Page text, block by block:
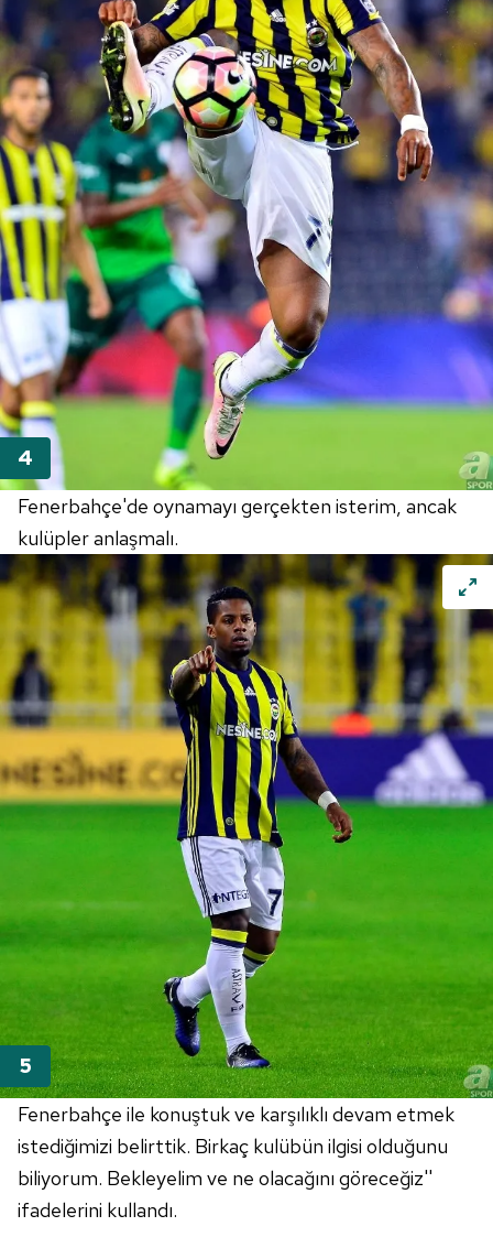
reklam/pazarlama faaliyetlerinin yapılması, amaçlarıyla
sınırlı olarak açık rızanız dahilinde kullanılacaktır.
Çerezlere ilişkin tercihlerinizi aşağıda yer alan panel
vasıtasıyla belirleyebilirsiniz. Çerezlere ilişkin detaylı bilgi
için Ayarlar butonuna tıklayabilir,
Çerez Bilgilendirme
Metnimiziziyaret edebilirsiniz.
6698 sayılı Kişisel Verilerin Korunması Kanunu uyarınca
hazırlanmış Aydınlatma Metnimizi okumak ve sitemizde
ilgili mevzuata uygun olarak kullanılan çerezlerle ilgili bilgi
almak için lütfentıklayınız.
Fenerbahçe'de oynamayı gerçekten isterim, ancak
kulüpler anlaşmalı.
Fenerbahçe ile konuştuk ve karşılıklı devam etmek
istediğimizi belirttik. Birkaç kulübün ilgisi olduğunu
biliyorum. Bekleyelim ve ne olacağını göreceğiz''
ifadelerini kullandı.